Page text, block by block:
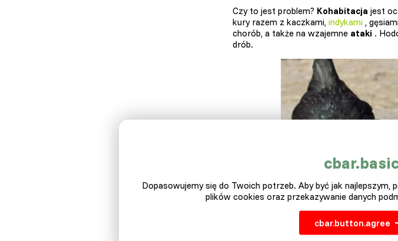
Czy to jest problem? Kohabitacja jest
kury razem z kaczkami, indykami ,
chorób, a także na wzajemne ataki .
drób.
Dopasowujemy się do Twoich potrzeb. Aby być jak
plików cookies oraz przekazywanie danych
cbar.button.agree